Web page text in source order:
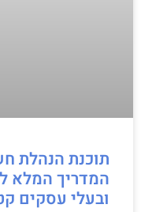
תוכנת הנהלת
המדריך המלא
ובעלי עסקים